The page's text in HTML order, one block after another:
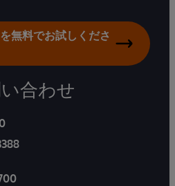
無料でお試しくださ
合わせ